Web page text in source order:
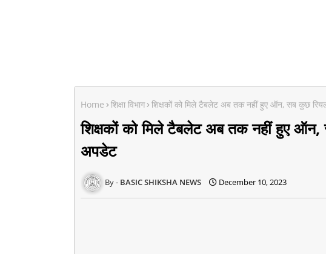
Home शिक्षा विभाग शिक्षकों को मिले टैबलेट अब तक नहीं हुए ऑन, सब कुछ
शिक्षकों को मिले टैबलेट अब तक नहीं हुए ऑन,
अपडेट
BASIC SHIKSHA NEWS December 10, 2023